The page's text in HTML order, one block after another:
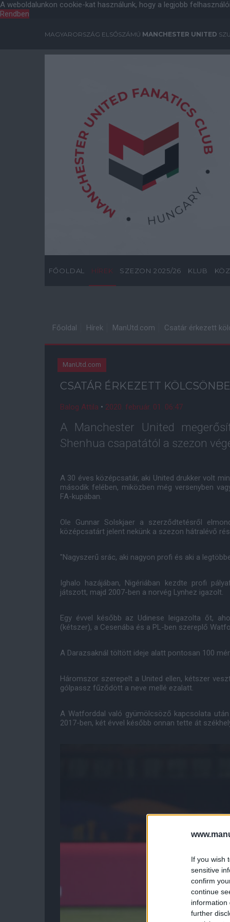
A weboldalunkon cookie-kat használunk, hogy a legjobb
Rendben
If you wish
sensitive
confirm
continue
information
further
MAGYARORSZÁG ELSŐSZÁMÚ MANCHESTER UNITED
FŐOLDAL HÍREK SZEZON 2025/26 KLUB
Főoldal Hírek ManUtd.com Csatár érkezett
ManUtd.com
CSATÁR ÉRKEZETT KÖLCSÖNBE
Balog Attila • 2020. február. 01. 06:47
A Manchester United
Shenhua csapatától a szezon
A 30 éves középcsatár, aki United drukker volt
második felében, miközben még versenyben
FA-kupában.
Ole Gunnar Solskjaer a szerződtetésről
középcsatárt jelent nekünk a szezon hátralévő
"Nagyszerű srác, aki nagyon profi és aki a
Ighalo hazájában, Nigériában kezdte profi
játszott, majd 2007-ben a norvég Lynhez igazolt.
Egy évvel később az Udinese leigazolta őt,
(kétszer), a Cesenába és a PL-ben szereplő
A Darazsaknál töltött ideje alatt pontosan 100
Háromszor szerepelt a United ellen, kétszer
gólpassz fűződött a neve mellé ezalatt.
A Watforddal való gyümölcsöző kapcsolata
2017-ben, két évvel később onnan tette át